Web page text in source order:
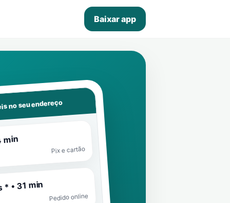
Baixar app
no seu endereço
min
Pix e cartão
• 31 min
Pedido online